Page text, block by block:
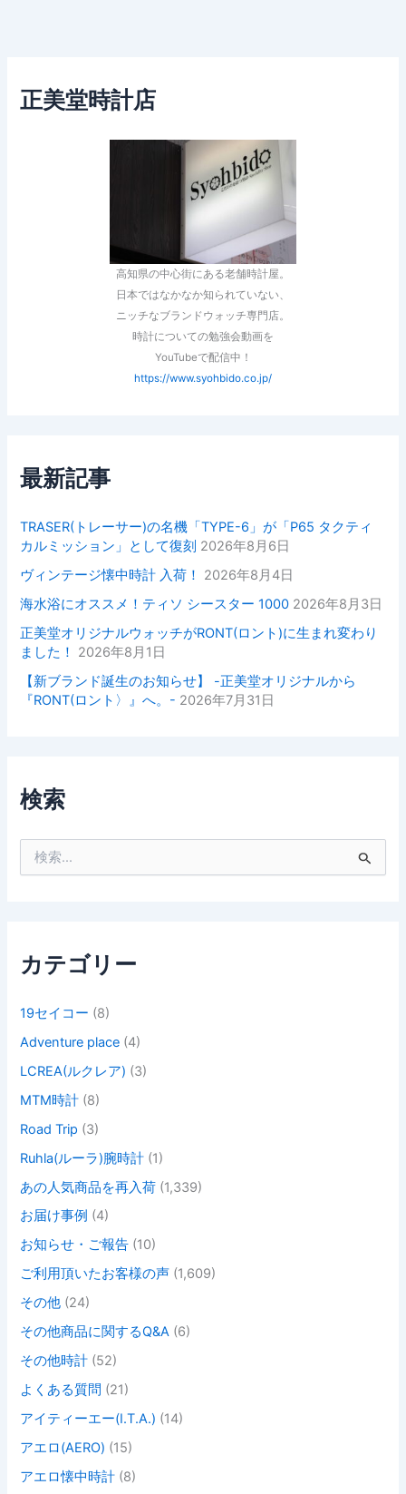
正美堂時計店
高知県の中心街にある老舗時計屋。
日本ではなかなか知られていない、
ニッチなブランドウォッチ専門店。
時計についての勉強会動画を
YouTubeで配信中！
https://www.syohbido.co.jp/
最新記事
TRASER(トレーサー)の名機「TYPE-6」が「P65 タクティ
カルミッション」として復刻 2026年8月6日
ヴィンテージ懐中時計 入荷！
2026年8月4日
海水浴にオススメ！ティソ シースター 1000 2026年8月3日
正美堂オリジナルウォッチがRONT(ロント)に生まれ変わり
ました！
2026年8月1日
【新ブランド誕生のお知らせ】 -正美堂オリジナルから
『RONT(ロント〉』へ。- 2026年7月31日
検索
カテゴリー
19セイコー (8)
Adventure place (4)
LCREA(ルクレア) (3)
MTM時計 (8)
Road Trip (3)
Ruhla(ルーラ)腕時計 (1)
あの人気商品を再入荷 (1,339)
お届け事例 (4)
お知らせ・ご報告 (10)
ご利用頂いたお客様の声 (1,609)
その他 (24)
その他商品に関するQ&A (6)
その他時計 (52)
よくある質問 (21)
アイティーエー(I.T.A.) (14)
アエロ(AERO) (15)
アエロ懐中時計 (8)